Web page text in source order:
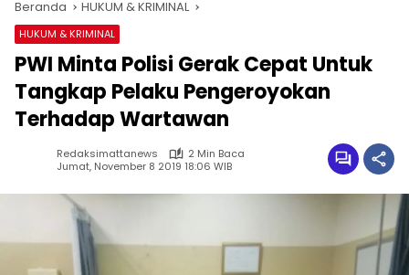
Beranda HUKUM & KRIMINAL
HUKUM & KRIMINAL
PWI Minta Polisi Gerak Cepat Untuk
Tangkap Pelaku Pengeroyokan
Terhadap Wartawan
Redaksimattanews
2 Min Baca
Jumat, November 8 2019 18:06 WIB